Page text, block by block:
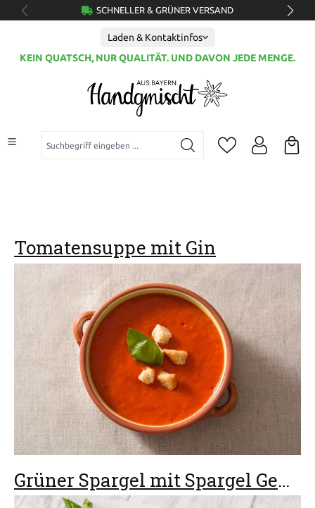
springen SCHNELLER & GRÜNER VERSAND
Laden & Kontaktinfos
KEIN QUATSCH, NUR QUALITÄT. UND DAVON JEDE MENGE.
Suchbegriff eingeben ...
Tomatensuppe mit Gin
Grüner Spargel mit Spargel Gewürz